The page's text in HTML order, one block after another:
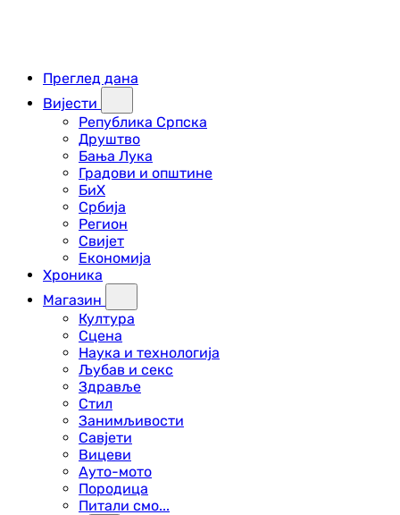
Преглед дана
Вијести
Република Српска
Друштво
Бања Лука
Градови и општине
БиХ
Србија
Регион
Свијет
Економија
Хроника
Магазин
Култура
Сцена
Наука и технологија
Љубав и секс
Здравље
Стил
Занимљивости
Савјети
Вицеви
Ауто-мото
Породица
Питали смо...